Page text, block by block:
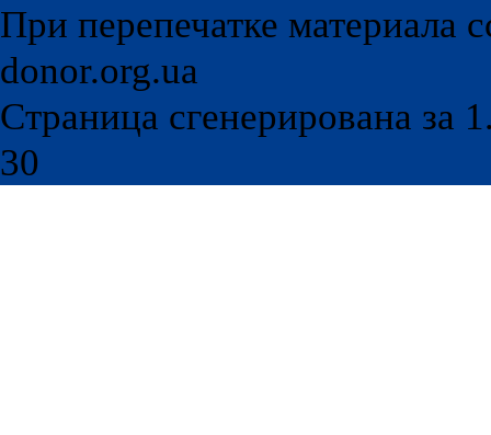
При перепечатке материала
donor.org.ua
Страница сгенерирована за
30